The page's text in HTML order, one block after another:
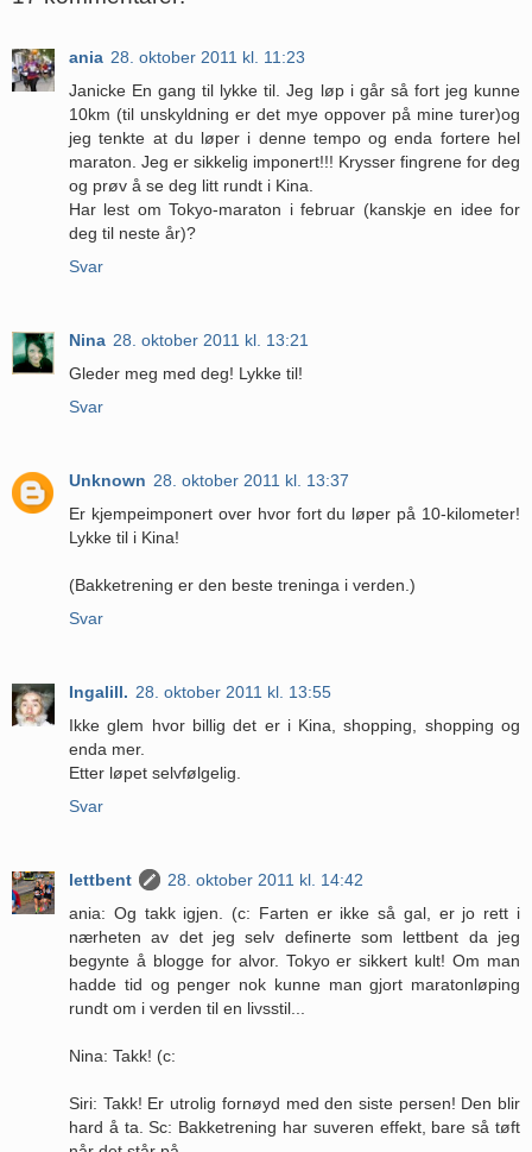
ania 28. oktober 2011 kl. 11:23
Janicke En gang til lykke til. Jeg løp i går så fort jeg kunne
10km (til unskyldning er det mye oppover på mine turer)og
jeg tenkte at du løper i denne tempo og enda fortere hel
maraton. Jeg er sikkelig imponert!!! Krysser fingrene for deg
og prøv å se deg litt rundt i Kina.
Har lest om Tokyo-maraton i februar (kanskje en idee for
deg til neste år)?
Svar
Nina 28. oktober 2011 kl. 13:21
Gleder meg med deg! Lykke til!
Svar
Unknown 28. oktober 2011 kl. 13:37
Er kjempeimponert over hvor fort du løper på 10-kilometer!
Lykke til i Kina!
(Bakketrening er den beste treninga i verden.)
Svar
Ingalill. 28. oktober 2011 kl. 13:55
Ikke glem hvor billig det er i Kina, shopping, shopping og
enda mer.
Etter løpet selvfølgelig.
Svar
lettbent
28. oktober 2011 kl. 14:42
ania: Og takk igjen. (c: Farten er ikke så gal, er jo rett i
nærheten av det jeg selv definerte som lettbent da jeg
begynte å blogge for alvor. Tokyo er sikkert kult! Om man
hadde tid og penger nok kunne man gjort maratonløping
rundt om i verden til en livsstil...
Nina: Takk! (c:
Siri: Takk! Er utrolig fornøyd med den siste persen! Den blir
hard å ta. Sc: Bakketrening har suveren effekt, bare så tøft